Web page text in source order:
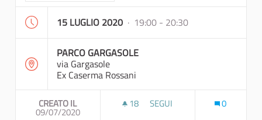
15 LUGLIO 2020 · 19:00 - 20:30
PARCO GARGASOLE
via Gargasole
Ex Caserma Rossani
CREATO IL
09/07/2020
18 18 SOSTENITORI
SEGUI 0